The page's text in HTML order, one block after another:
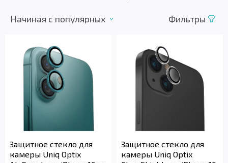
Начиная c популярных Фильтры
Защитное стекло для
камеры Uniq Optix
Защитное стекло для
камеры Uniq Optix